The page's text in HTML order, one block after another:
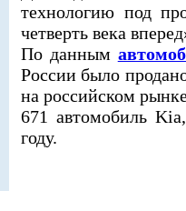
технологию под
четверть века
По данным
России было
на российском
671 автомобиль
году.